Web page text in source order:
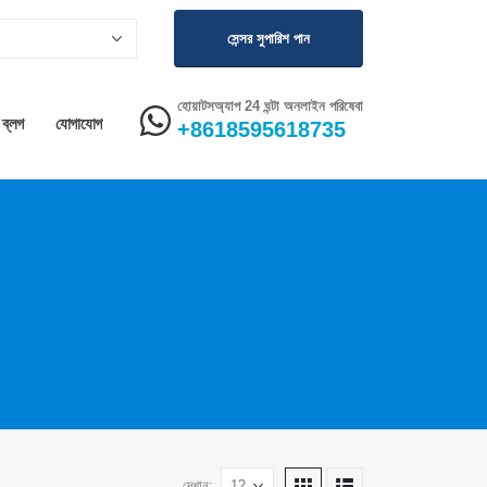
সেন্সর সুপারিশ পান
ব্লগ যোগাযোগ
হোয়াটসঅ্যাপ 24 ঘন্টা অনলাইন পরিষেবা
+8618595618735